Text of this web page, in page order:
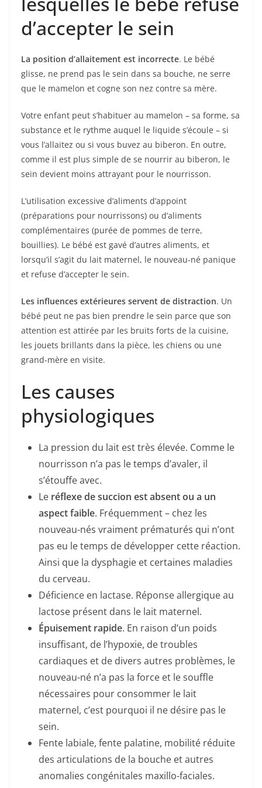
d’accepter le sein
La position d’allaitement est incorrecte. Le bébé
glisse, ne prend pas le sein dans sa bouche, ne serre
que le mamelon et cogne son nez contre sa mère.
Votre enfant peut s’habituer au mamelon – sa forme, sa
substance et le rythme auquel le liquide s’écoule – si
vous l’allaitez ou si vous buvez au biberon. En outre,
comme il est plus simple de se nourrir au biberon, le
sein devient moins attrayant pour le nourrisson.
L’utilisation excessive d’aliments d’appoint
(préparations pour nourrissons) ou d’aliments
complémentaires (purée de pommes de terre,
bouillies). Le bébé est gavé d’autres aliments, et
lorsqu’il s’agit du lait maternel, le nouveau-né panique
et refuse d’accepter le sein.
Les influences extérieures servent de distraction. Un
bébé peut ne pas bien prendre le sein parce que son
attention est attirée par les bruits forts de la cuisine,
les jouets brillants dans la pièce, les chiens ou une
grand-mère en visite.
Les causes
physiologiques
La pression du lait est très élevée. Comme le
nourrisson n’a pas le temps d’avaler, il
s’étouffe avec.
Le réflexe de succion est absent ou a un
aspect faible. Fréquemment – chez les
nouveau-nés vraiment prématurés qui n’ont
pas eu le temps de développer cette réaction.
Ainsi que la dysphagie et certaines maladies
du cerveau.
Déficience en lactase. Réponse allergique au
lactose présent dans le lait maternel.
Épuisement rapide. En raison d’un poids
insuffisant, de l’hypoxie, de troubles
cardiaques et de divers autres problèmes, le
nouveau-né n’a pas la force et le souffle
nécessaires pour consommer le lait
maternel, c’est pourquoi il ne désire pas le
sein.
Fente labiale, fente palatine, mobilité réduite
des articulations de la bouche et autres
anomalies congénitales maxillo-faciales.